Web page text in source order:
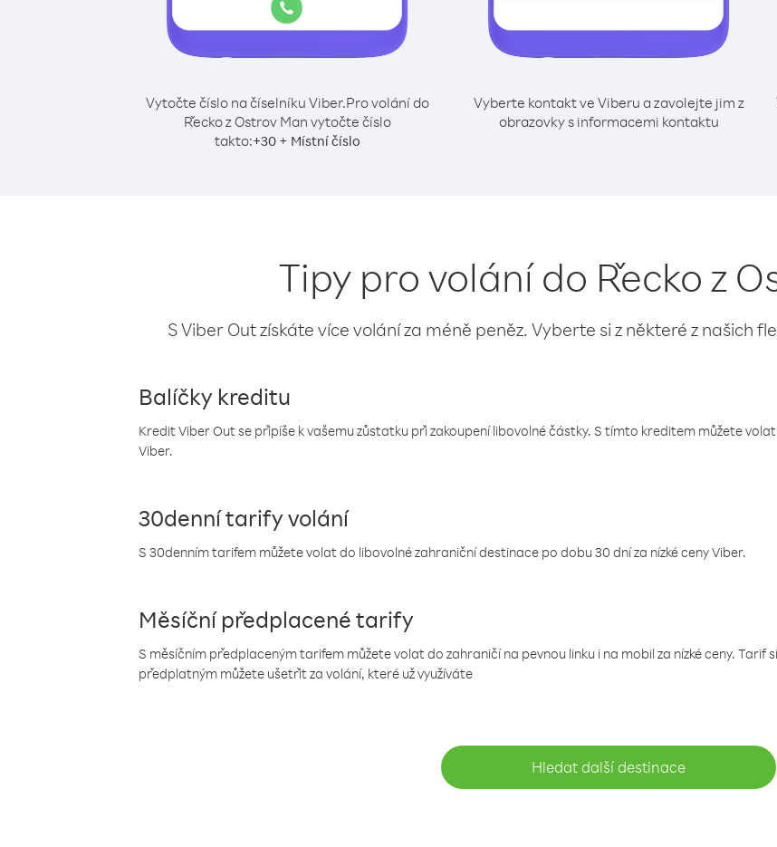
Vytočte číslo na číselníku Viber.Pro volání do
Řecko z Ostrov Man vytočte číslo
takto:+30+ Místní číslo
Vyberte kontakt ve Viberu a zavolejte jim z
obrazovky s informacemi kontaktu
Tipy pro volání do Řecko z
S Viber Out získáte více volání za méně peněz. Vyberte si z některé z našich
Balíčky kreditu
Kredit Viber Out se připíše k vašemu zůstatku při zakoupení libovolné částky. S tímto kreditem můžete volat
Viber.
30denní tarify volání
S 30denním tarifem můžete volat do libovolné zahraniční destinace po dobu 30 dní za nízké ceny Viber.
Měsíční předplacené tarify
S měsíčním předplaceným tarifem můžete volat do zahraničí na pevnou linku i na mobil za nízké ceny. Tarif
předplatným můžete ušetřit za volání, které už využíváte
Hledat další destinace